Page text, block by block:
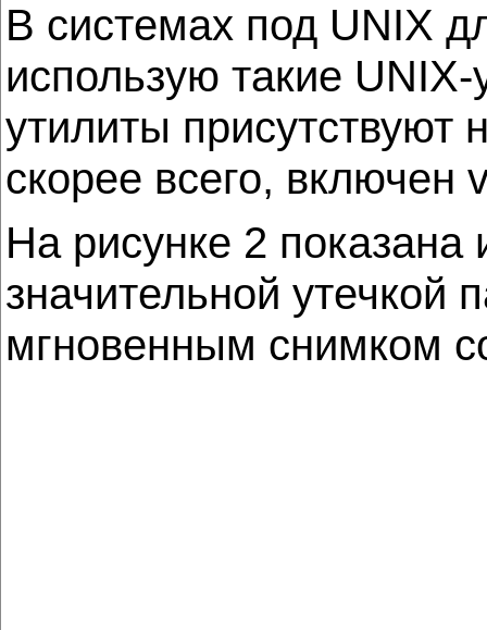
В системах под UNIX
использую такие
утилиты присутствуют
скорее всего, включен
На рисунке 2
значительной утечкой
мгновенным снимком